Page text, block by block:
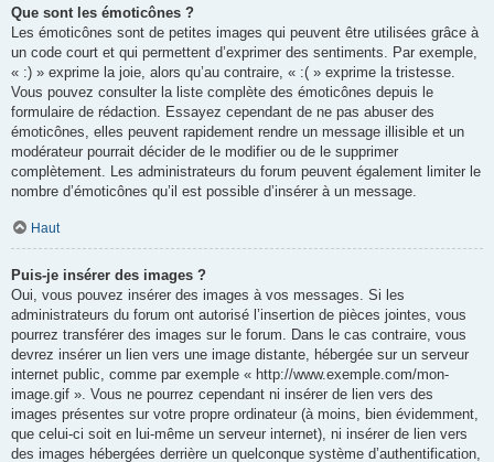
Que sont les émoticônes ?
Les émoticônes sont de petites images qui peuvent être utilisées grâce à
un code court et qui permettent d’exprimer des sentiments. Par exemple,
« :) » exprime la joie, alors qu’au contraire, « :( » exprime la tristesse.
Vous pouvez consulter la liste complète des émoticônes depuis le
formulaire de rédaction. Essayez cependant de ne pas abuser des
émoticônes, elles peuvent rapidement rendre un message illisible et un
modérateur pourrait décider de le modifier ou de le supprimer
complètement. Les administrateurs du forum peuvent également limiter le
nombre d’émoticônes qu’il est possible d’insérer à un message.
Haut
Puis-je insérer des images ?
Oui, vous pouvez insérer des images à vos messages. Si les
administrateurs du forum ont autorisé l’insertion de pièces jointes, vous
pourrez transférer des images sur le forum. Dans le cas contraire, vous
devrez insérer un lien vers une image distante, hébergée sur un serveur
internet public, comme par exemple « http://www.exemple.com/mon-
image.gif ». Vous ne pourrez cependant ni insérer de lien vers des
images présentes sur votre propre ordinateur (à moins, bien évidemment,
que celui-ci soit en lui-même un serveur internet), ni insérer de lien vers
des images hébergées derrière un quelconque système d’authentification,